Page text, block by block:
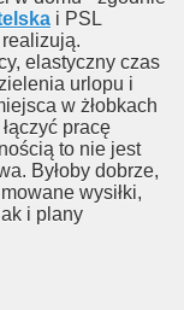
i PSL
elastyczny czas
urlopu i
w żłobkach
pracę
to nie jest
Byłoby dobrze,
wysiłki,
i plany